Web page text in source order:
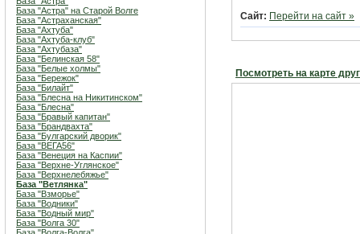
База "Астра" на Старой Волге
База "Астраханская"
База "Ахтуба"
База "Ахтуба-клуб"
База "Ахтубаза"
База "Белинская 58"
База "Белые холмы"
База "Бережок"
База "Билайт"
База "Блесна на Никитинском"
База "Блесна"
База "Бравый капитан"
База "Брандвахта"
База "Булгарский дворик"
База "ВЕГА56"
База "Венеция на Каспии"
База "Верхне-Углянское"
База "Верхнелебяжье"
База "Ветлянка"
База "Взморье"
База "Водники"
База "Водный мир"
База "Волга 30"
Сайт: Перейти на сайт »
Посмотреть на карте